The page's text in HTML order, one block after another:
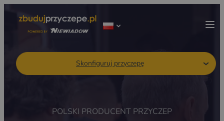
Skonfiguruj przyczepę
POLSKI PRODUCENT PRZYCZEP